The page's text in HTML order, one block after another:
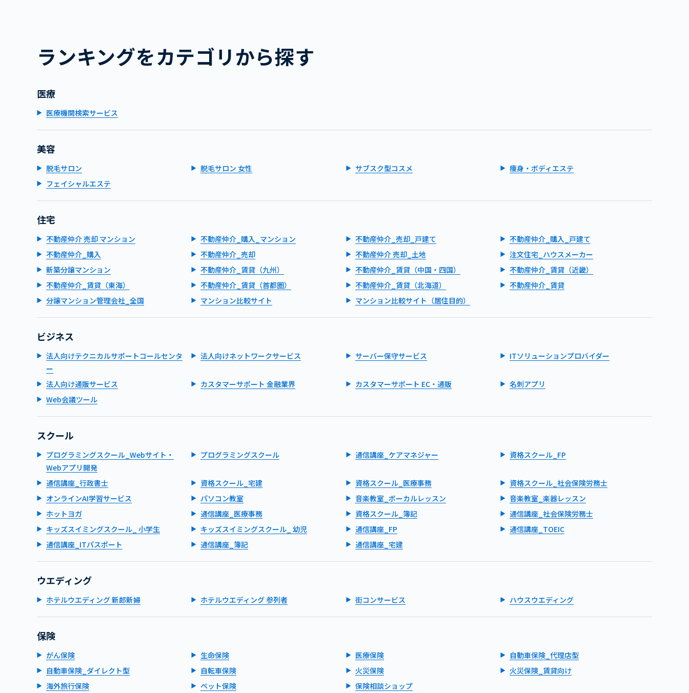
ランキングをカテゴリから探す
医療
医療機関検索サービス
美容
脱毛サロン 脱毛サロン 女性 サブスク型コスメ
痩身・ボディエステ
フェイシャルエステ
住宅
不動産仲介 売却 マンション 不動産仲介_購入_マンション 不動産仲介_売却_戸建て
不動産仲介_購入_戸建て
不動産仲介_購入
不動産仲介_売却 不動産仲介 売却_土地
注文住宅_ハウスメーカー
新築分譲マンション
不動産仲介_賃貸（九州） 不動産仲介_賃貸（中国・四国）
不動産仲介_賃貸（近畿）
不動産仲介_賃貸（東海）
不動産仲介_賃貸（首都圏） 不動産仲介_賃貸（北海道）
不動産仲介_賃貸
分譲マンション管理会社_全国
マンション比較サイト マンション比較サイト（居住目的）
ビジネス
法人向けテクニカルサポートコールセンタ
ー
法人向けネットワークサービス サーバー保守サービス ITソリューションプロバイダー
法人向け通販サービス カスタマーサポート 金融業界 カスタマーサポート EC・通販
名刺アプリ
Web会議ツール
スクール
プログラミングスクール_Webサイト・
Webアプリ開発
プログラミングスクール 通信講座_ケアマネジャー 資格スクール_FP
通信講座_行政書士 資格スクール_宅建 資格スクール_医療事務
資格スクール_社会保険労務士
オンラインAI学習サービス
パソコン教室 音楽教室_ボーカルレッスン
音楽教室_楽器レッスン
ホットヨガ
通信講座_医療事務 資格スクール_簿記
通信講座_社会保険労務士
キッズスイミングスクール_ 小学生
キッズスイミングスクール_ 幼児 通信講座_FP
通信講座_TOEIC
通信講座_ITパスポート
通信講座_簿記 通信講座_宅建
ウエディング
ホテルウエディング 新郎新婦 ホテルウエディング 参列者 街コンサービス ハウスウエディング
保険
がん保険 生命保険 医療保険
自動車保険_代理店型
自動車保険_ダイレクト型
自転車保険 火災保険
火災保険_賃貸向け
海外旅行保険
ペット保険 保険相談ショップ